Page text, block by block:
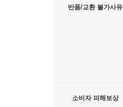
반품/교환 불가사유
소비자 피해보상